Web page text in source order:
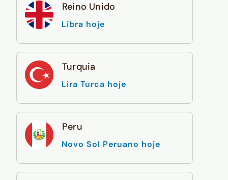
Reino Unido
Libra hoje
Turquia
Lira Turca hoje
Peru
Novo Sol Peruano hoje